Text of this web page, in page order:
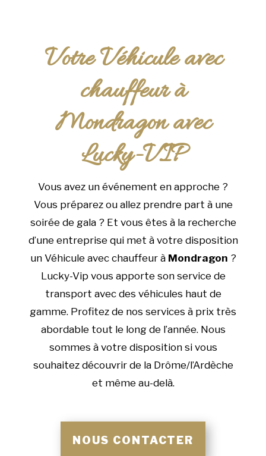
Votre Véhicule avec
chauffeur à
Mondragon avec
Lucky-VIP
Vous avez un événement en approche ?
Vous préparez ou allez prendre part à une
soirée de gala ? Et vous êtes à la recherche
d’une entreprise qui met à votre disposition
un Véhicule avec chauffeur à Mondragon ?
Lucky-Vip vous apporte son service de
transport avec des véhicules haut de
gamme. Profitez de nos services à prix très
abordable tout le long de l’année. Nous
sommes à votre disposition si vous
souhaitez découvrir de la Drôme/l’Ardèche
et même au-delà.
NOUS CONTACTER